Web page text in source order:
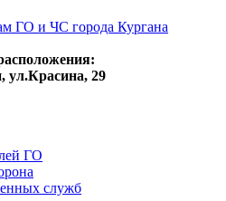
ГО и ЧС города Кургана
ул.Красина, 29
ГО
служб